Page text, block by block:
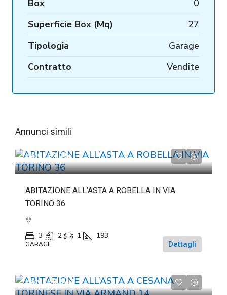
Box
0
Superficie Box (Mq)
27
Tipologia
Garage
Contratto
Vendite
Annunci simili
da€72.225
ABITAZIONE ALL’ASTA A ROBELLA IN VIA
TORINO 36
3 2 1 193
GARAGE Dettagli
da€158.044